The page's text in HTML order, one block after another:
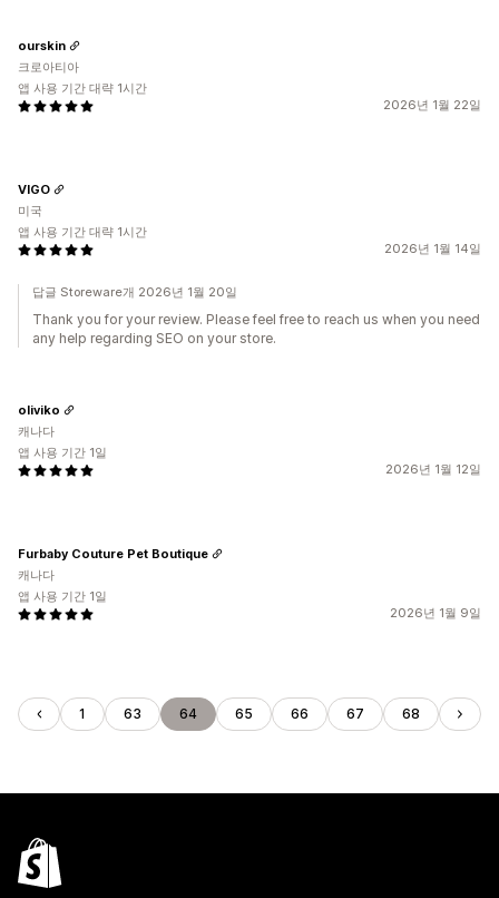
2026년 1월 22일
ourskin
크로아티아
앱 사용 기간 대략 1시간
2026년 1월 14일
VIGO
미국
앱 사용 기간 대략 1시간
답글 Storeware개 2026년 1월 20일
Thank you for your review. Please feel free to reach us when you need
any help regarding SEO on your store.
2026년 1월 12일
oliviko
캐나다
앱 사용 기간 1일
2026년 1월 9일
Furbaby Couture Pet Boutique
캐나다
앱 사용 기간 1일
1 63 64 65 66 67 68